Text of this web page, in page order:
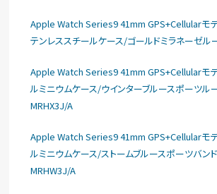
Apple Watch Series9 41mm GPS+Cellularモ
テンレススチールケース/ゴールドミラネーゼル
Apple Watch Series9 41mm GPS+Cellularモ
ルミニウムケース/ウインターブルースポーツル
MRHX3J/A
Apple Watch Series9 41mm GPS+Cellularモ
ルミニウムケース/ストームブルースポーツバン
MRHW3J/A